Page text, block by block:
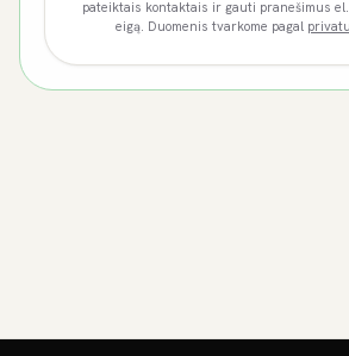
pateiktais kontaktais ir gauti pranešimus
eigą. Duomenis tvarkome pagal